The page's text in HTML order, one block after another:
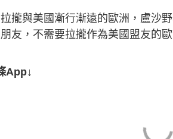
攏與美國漸行漸遠的歐洲，盧沙
友，不需要拉攏作為美國盟友的
App↓